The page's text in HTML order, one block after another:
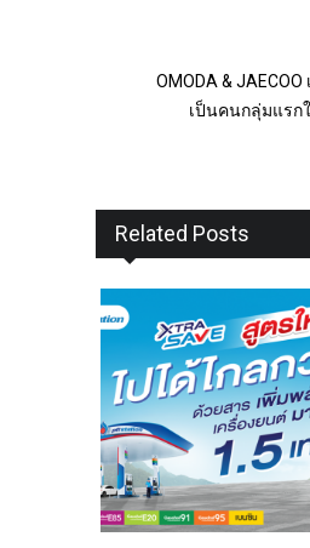
OMODA &
เป็นคนกลุ่มแรก
Related Posts